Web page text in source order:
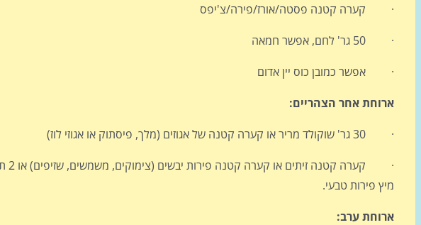
· קערה קטנה פסטה/אורז/פירה/צ'יפס
· 50 גר' לחם, אפשר חמאה
· אפשר כמובן כוס יין אדום
ארוחת אחר הצהריים:
· 30 גר' שוקולד מריר או קערה קטנה של אגוזים (מלך, פיסתוק או אגוזי לוז)
מיץ פירות טבעי.
ארוחת ערב: